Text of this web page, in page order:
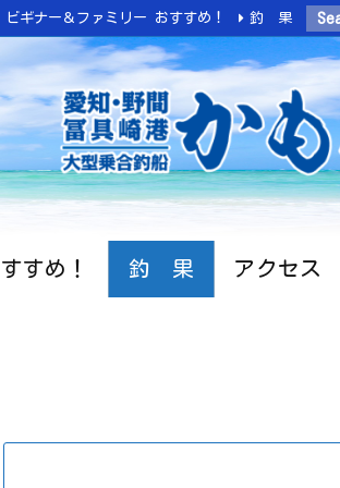
すめ！ 釣 果 アクセス
ビギナー＆ファミリー おすすめ！ 釣 果